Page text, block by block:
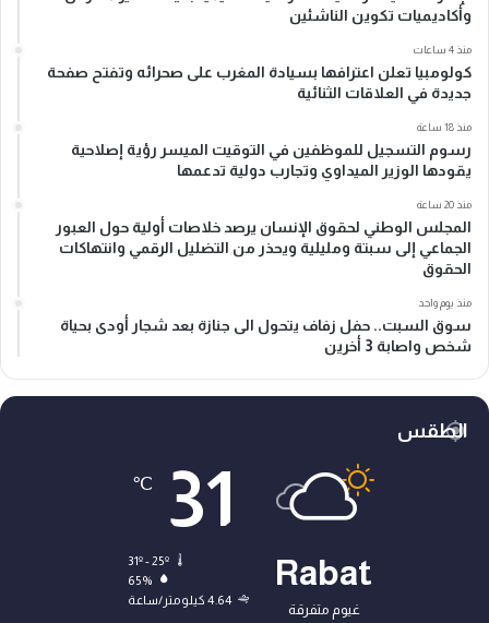
وأكاديميات تكوين الناشئين
منذ 4 ساعات
كولومبيا تعلن اعترافها بسيادة المغرب على صحرائه وتفتح صفحة
جديدة في العلاقات الثنائية
منذ 18 ساعة
رسوم التسجيل للموظفين في التوقيت الميسر رؤية إصلاحية
يقودها الوزير الميداوي وتجارب دولية تدعمها
منذ 20 ساعة
المجلس الوطني لحقوق الإنسان يرصد خلاصات أولية حول العبور
الجماعي إلى سبتة ومليلية ويحذر من التضليل الرقمي وانتهاكات
الحقوق
منذ يوم واحد
سوق السبت.. حفل زفاف يتحول الى جنازة بعد شجار أودى بحياة
شخص واصابة 3 أخرين
الطقس
Rabat
غيوم متفرقة
31
℃
65%
4.64 كيلومتر/ساعة